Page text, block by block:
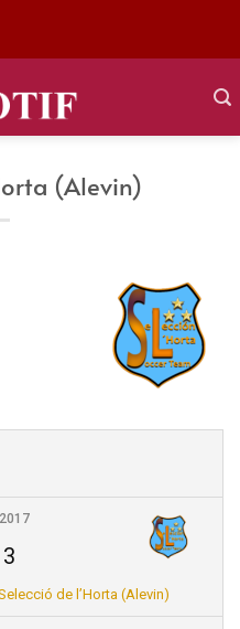
(Alevin)
3
de l’Horta (Alevin)